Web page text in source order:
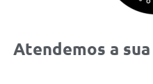
Atendemos a